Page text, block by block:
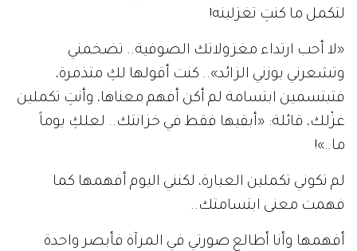
لتكمل ما كنتِ تغزلينه!
«لا أحب ارتداء مغزولاتك الصوفية.. تضخمني
وتشعرني بوزني الزائد».. كنت أقولها لكِ متذمرة،
فتبتسمين ابتسامة لم أكن أفهم معناها، وأنتِ تكملين
غزْلك، قائلة: «أبقيها فقط في خزانتك.. لعلكِ يوماً
ما..»!
لم تكوني تكملين العبارة، لكنني اليوم أفهمها كما
فهمت معنى ابتسامتك..
أفهمها وأنا أطالع صورتي في المرآة فأبصر واحدة